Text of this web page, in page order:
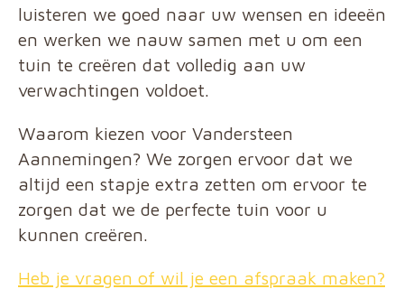
luisteren we goed naar uw wensen en ideeën
en werken we nauw samen met u om een
tuin te creëren dat volledig aan uw
verwachtingen voldoet.
Waarom kiezen voor Vandersteen
Aannemingen? We zorgen ervoor dat we
altijd een stapje extra zetten om ervoor te
zorgen dat we de perfecte tuin voor u
kunnen creëren.
Heb je vragen of wil je een afspraak maken?